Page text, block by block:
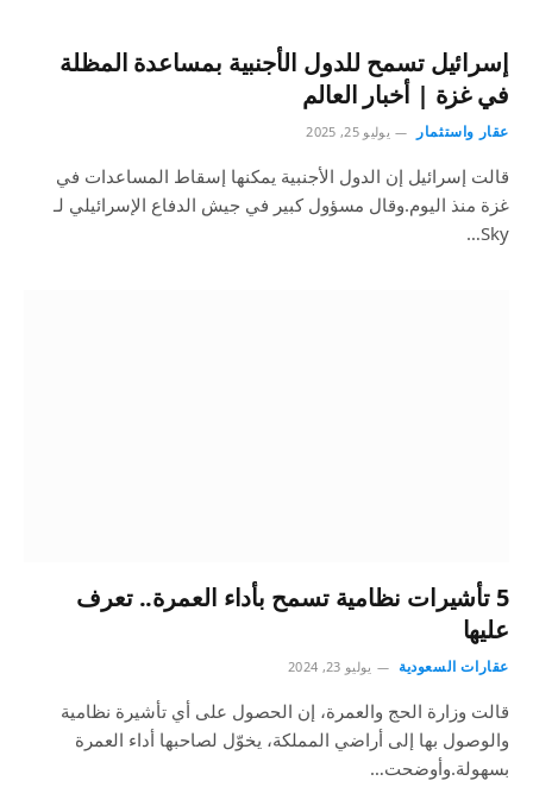
إسرائيل تسمح للدول الأجنبية بمساعدة المظلة
في غزة | أخبار العالم
عقار واستثمار يوليو 25, 2025
قالت إسرائيل إن الدول الأجنبية يمكنها إسقاط المساعدات في
غزة منذ اليوم.وقال مسؤول كبير في جيش الدفاع الإسرائيلي لـ
Sky…
5 تأشيرات نظامية تسمح بأداء العمرة.. تعرف
عليها
عقارات السعودية يوليو 23, 2024
قالت وزارة الحج والعمرة، إن الحصول على أي تأشيرة نظامية
والوصول بها إلى أراضي المملكة، يخوّل لصاحبها أداء العمرة
بسهولة.وأوضحت…